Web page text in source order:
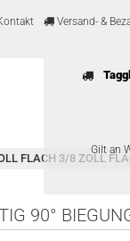
Versand- &
Gilt an
FLACH 3/8 ZOLL
90°